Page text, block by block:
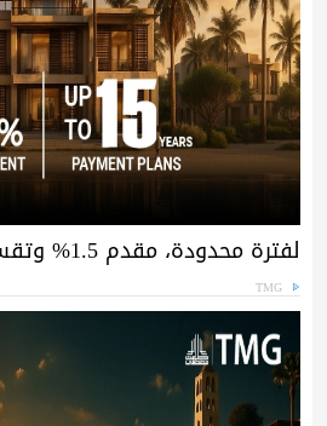
لفترة محدودة، مقدم 1.5% وتقسيط حتى 15 سنة
TMG